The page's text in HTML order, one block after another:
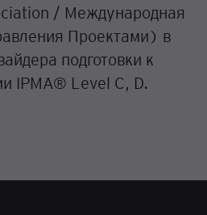
/ Международная
Проектами) в
подготовки к
IPMA® Level C, D.